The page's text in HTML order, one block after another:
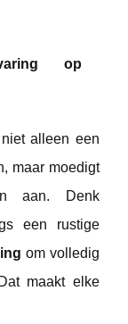
op
alleen een
maar moedigt
aan. Denk
een rustige
om volledig
maakt elke